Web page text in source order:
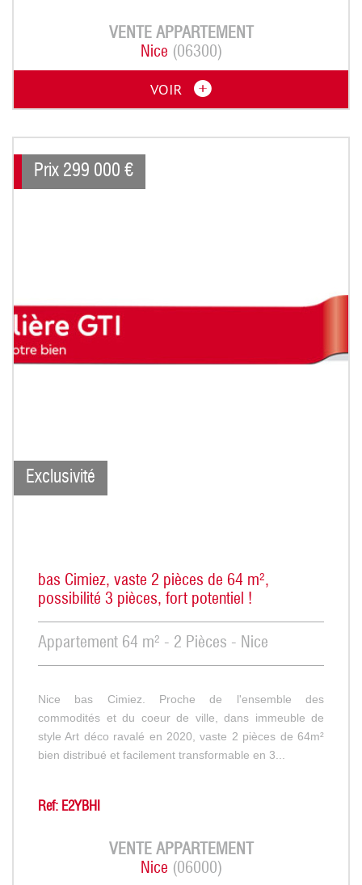
VENTE APPARTEMENT
Nice (06300)
VOIR
Exclusivité
Prix 299 000 €
bas Cimiez, vaste 2 pièces de 64 m²,
possibilité 3 pièces, fort potentiel !
Appartement 64 m² - 2 Pièces - Nice
Nice bas Cimiez. Proche de l'ensemble des
commodités et du coeur de ville, dans immeuble de
style Art déco ravalé en 2020, vaste 2 pièces de 64m²
bien distribué et facilement transformable en 3...
Ref: E2YBHI
VENTE APPARTEMENT
Nice (06000)